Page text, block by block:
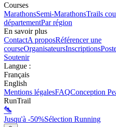
Courses
MarathonsSemi-MarathonsTrails
départementPar région
En savoir plus
ContactA proposRéférencer une
courseOrganisateursInscriptions
Soutenir
Langue :
Français
English
Mentions légalesFAQConception
RunTrail
Jusqu'à -50%Sélection Running